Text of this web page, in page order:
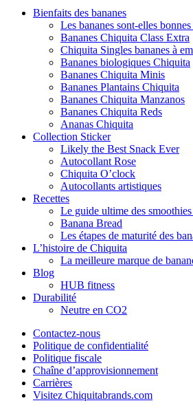
Bienfaits des bananes
Les bananes sont-elles
Bananes Chiquita Class Extra
Chiquita Singles bananes à
Bananes biologiques Chiquita
Bananes Chiquita Minis
Bananes Plantains Chiquita
Bananes Chiquita Manzanos
Bananes Chiquita Reds
Ananas Chiquita
Collection Sticker
Likely the Best Snack Ever
Autocollant Rose
Chiquita O’clock
Autocollants artistiques
Recettes
Le guide ultime des
Banana Bread
Les étapes de maturité des
L’histoire de Chiquita
La meilleure marque de
Blog
HUB fitness
Durabilité
Neutre en CO2
Contactez-nous
Politique de confidentialité
Politique fiscale
Chaîne d’approvisionnement
Carrières
Visitez Chiquitabrands.com